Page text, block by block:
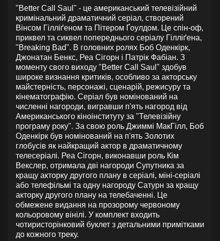
"Better Call Saul" - це американський телевізійний
кримінальний драматичний серіал, створений
Вінсом Гілліґеном та Пітером Ґоулдом. Це спін-оф,
приквел та сиквел попереднього серіалу Гілліґена,
"Breaking Bad". В головних ролях Боб Оденкірк,
Джонатан Бенкс, Реа Сігорн і Патрік Фабіан. З
моменту свого виходу "Better Call Saul" здобув
широке визнання критиків, особливо за акторську
майстерність, персонажі, сценарій, режисуру та
кінематографію. Серіал був номінований на
численні нагороди, вигравши п'ять нагород від
Американського кіноінституту за "Телевізійну
програму року". За свою роль Джиммі МакГілл, Боб
Оденкірк був номінований на п'ять Золотих
глобусів як найкращий актор в драматичному
телесеріалі. Реа Сігорн, виконавши роль Кім
Векслер, отримала дві нагороди Супутника за
кращу акторку другого плану в серіалі, міні-серіалі
або телефільмі та одну нагороду Сатурн за кращу
акторку другого плану на телебаченні. Це
обмежене видання на прозорому червоному
кольоровому вінілі. У комплект входить
чотиристорінковий буклет з детальними примітками
до кожного треку.